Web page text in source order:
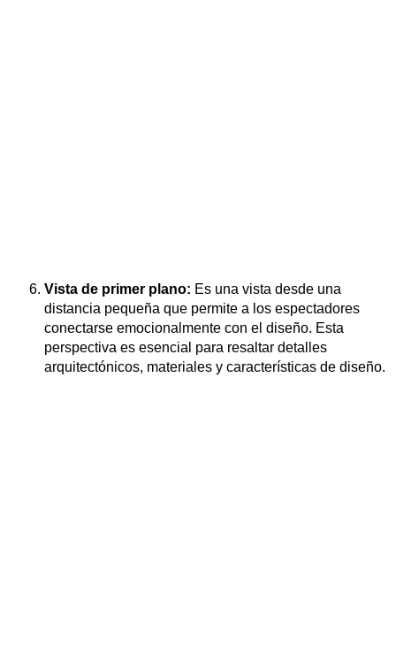
Vista de primer plano: Es una vista desde una
distancia pequeña que permite a los espectadores
conectarse emocionalmente con el diseño. Esta
perspectiva es esencial para resaltar detalles
arquitectónicos, materiales y características de diseño.